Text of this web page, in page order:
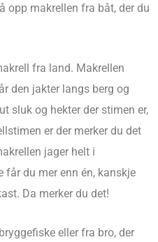
opp makrellen fra båt, der du
fra land. Makrellen
den jakter langs berg og
sluk og hekter der stimen er,
er der merker du det
jager helt i
får du mer enn én, kanskje
Da merker du det!
eller fra bro, der